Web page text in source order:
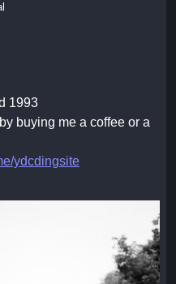
1993
buying me a coffee or a
ydcdingsite